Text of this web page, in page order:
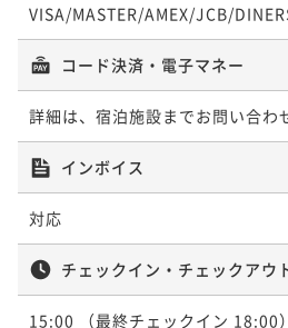
VISA/MASTER/AMEX/JCB/
コード決済・電子マネー
詳細は、宿泊施設までお問い合わ
インボイス
対応
チェックイン・チェックアウ
15:00 （最終チェックイン 18:00）